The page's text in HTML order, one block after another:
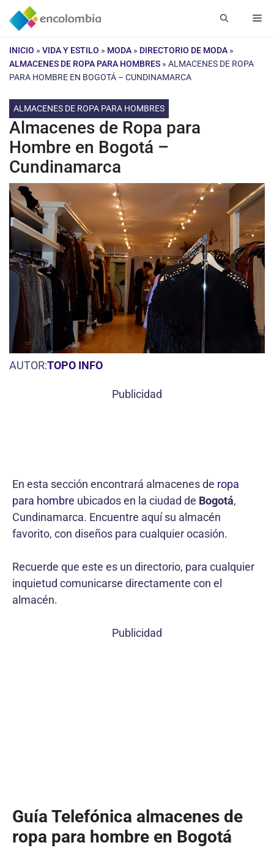
Saltar
INICIO » VIDA Y ESTILO » MODA » DIRECTORIO DE MODA »
ALMACENES DE ROPA PARA HOMBRES » ALMACENES DE ROPA
PARA HOMBRE EN BOGOTÁ – CUNDINAMARCA
ALMACENES DE ROPA PARA HOMBRES
Almacenes de Ropa para
Hombre en Bogotá –
Cundinamarca
AUTOR:TOPO INFO
Publicidad
En esta sección encontrará almacenes de ropa
para hombre ubicados en la ciudad de Bogotá,
Cundinamarca. Encuentre aquí su almacén
favorito, con diseños para cualquier ocasión.
Recuerde que este es un directorio, para cualquier
inquietud comunicarse directamente con el
almacén.
Publicidad
Guía Telefónica almacenes de
ropa para hombre en Bogotá